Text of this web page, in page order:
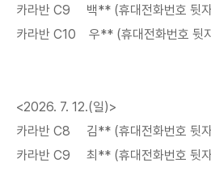
카라반 C9 백** (휴대전화번호 뒷
카라반 C10 우** (휴대전화번호 뒷
<2026. 7. 12.(일)>
카라반 C8 김** (휴대전화번호 뒷
카라반 C9 최** (휴대전화번호 뒷